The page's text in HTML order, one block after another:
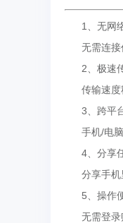
1、无网
无需连接
2、极速
传输速度
3、跨平
手机/电脑/
4、分享
分享手机里
5、操作
无需登录